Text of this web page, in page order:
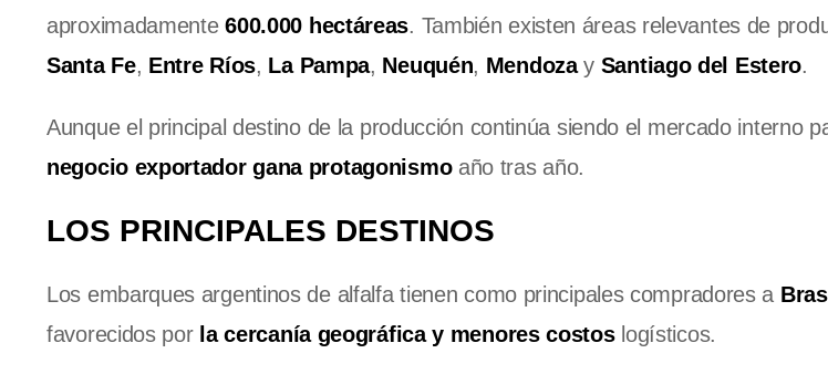
aproximadamente600.000 hectáreas. También existen áreas relevantes de
Santa Fe, Entre Ríos, La Pampa, Neuquén, Mendoza y Santiago del Estero.
Aunque el principal destino de la producción continúa siendo el mercado interno
negocio exportador gana protagonismoaño tras año.
LOS PRINCIPALES DESTINOS
Los embarques argentinos de alfalfa tienen como principales compradores a
favorecidos por la cercanía geográfica y menores costoslogísticos.